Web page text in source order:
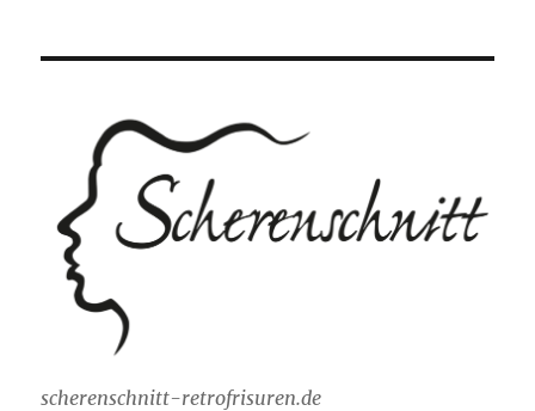
scherenschnitt-retrofrisuren.de